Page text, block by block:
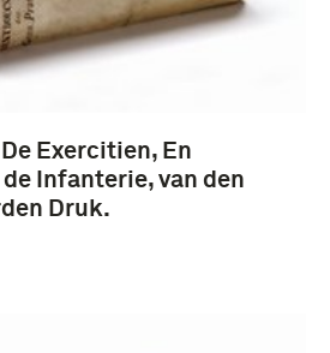
Exercitien, En
de Infanterie, van den
Druk.